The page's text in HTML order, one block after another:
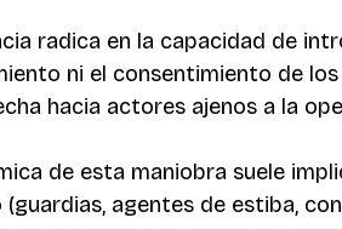
radica en la capacidad de
ni el consentimiento de
hacia actores ajenos a la
de esta maniobra suele
agentes de estiba,